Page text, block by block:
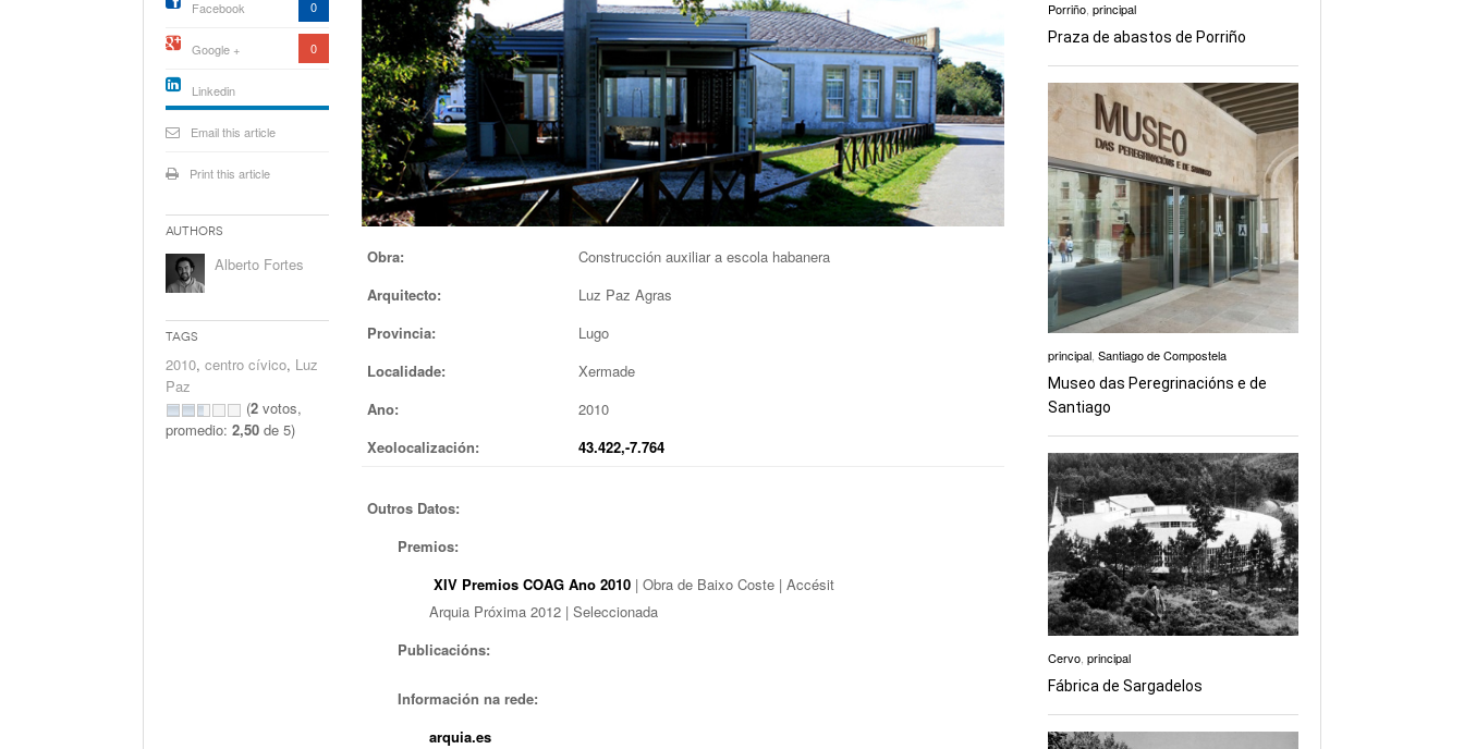
Obra:
Construcción auxiliar a escola habanera
Arquitecto:
Luz Paz Agras
Provincia:
Lugo
Localidade:
Xermade
Ano:
2010
Xeolocalización:
43.422,-7.764
Outros Datos:
Premios:
XIV Premios COAG Ano 2010 | Obra de Baixo Coste | Accésit
Arquia Próxima 2012 | Seleccionada
Publicacións:
Información na rede:
arquia.es
Facebook 0
Google + 0
Linkedin
icon[type=linkedin-bug]
Email this article
Print this article
Authors
Alberto Fortes
Tags
2010, centro cívico, Luz
Paz
(2 votos,
promedio: 2,50 de 5)
Porriño principal
Praza de abastos de Porriño
principal Santiago de Compostela
Museo das Peregrinacións e de
Santiago
Cervo principal
Fábrica de Sargadelos